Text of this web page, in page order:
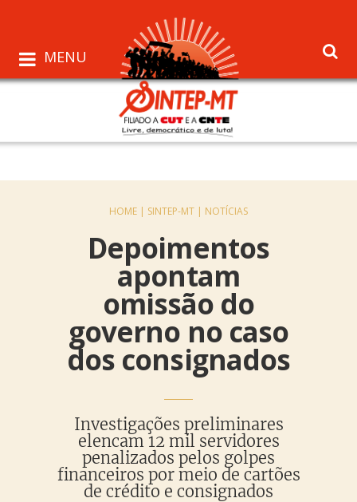
MENU
HOME | SINTEP-MT | NOTÍCIAS
Depoimentos
apontam
omissão do
governo no caso
dos consignados
Investigações preliminares
elencam 12 mil servidores
penalizados pelos golpes
financeiros por meio de cartões
de crédito e consignados